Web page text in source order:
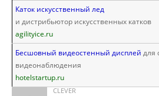
Каток искусственный лед
и дистрибьютор искусственных катков
agilityice.ru
Бесшовный видеостенный дисплей для
видеонаблюдения
hotelstartup.ru
CLEVER